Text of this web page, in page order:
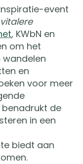
event
, KWbN en
om het
en
voor meer
de
in een
biedt aan